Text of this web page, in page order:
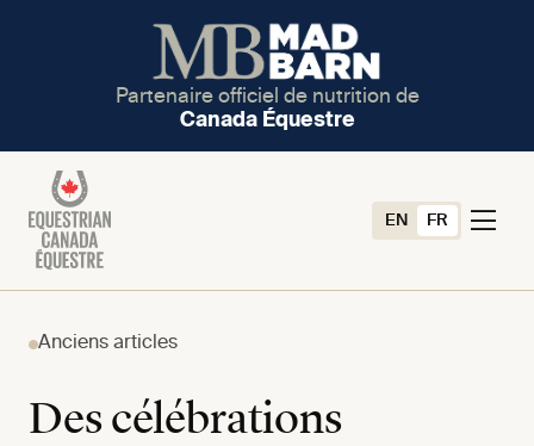
Partenaire officiel de nutrition de
Canada Équestre
EN FR
Anciens articles
Des célébrations